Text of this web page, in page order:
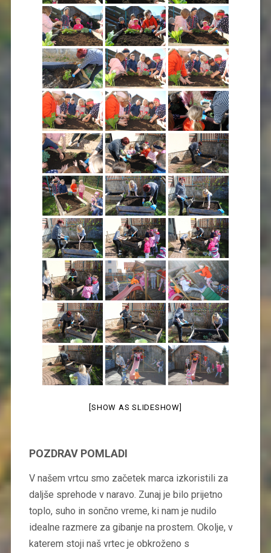
[SHOW AS SLIDESHOW]
POZDRAV POMLADI
V našem vrtcu smo začetek marca izkoristili za
daljše sprehode v naravo. Zunaj je bilo prijetno
toplo, suho in sončno vreme, ki nam je nudilo
idealne razmere za gibanje na prostem. Okolje, v
katerem stoji naš vrtec je obkroženo s